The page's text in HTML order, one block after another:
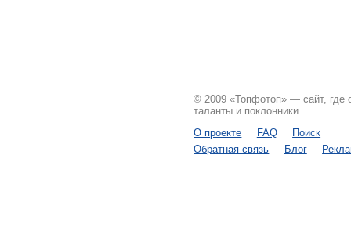
© 2009 «Топфотоп» — сайт, где
таланты и поклонники.
О проекте
FAQ
Поиск
Обратная связь
Блог